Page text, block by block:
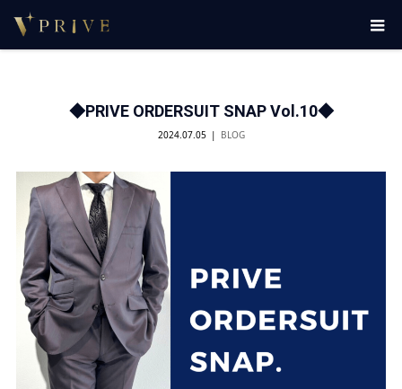
◆PRIVE ORDERSUIT SNAP Vol.10◆
2024.07.05 BLOG